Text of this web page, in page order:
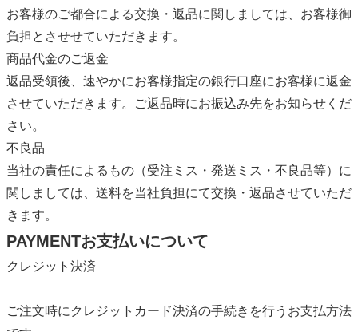
お客様のご都合による交換・返品に関しましては、お客様御
負担とさせせていただきます。
商品代金のご返金
返品受領後、速やかにお客様指定の銀行口座にお客様に返金
させていただきます。ご返品時にお振込み先をお知らせくだ
さい。
不良品
当社の責任によるもの（受注ミス・発送ミス・不良品等）に
関しましては、送料を当社負担にて交換・返品させていただ
きます。
PAYMENTお支払いについて
クレジット決済
ご注文時にクレジットカード決済の手続きを行うお支払方法